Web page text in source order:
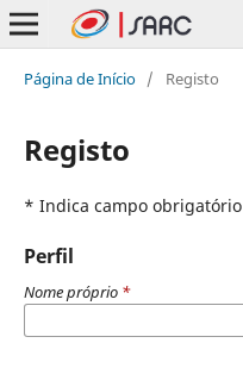
Página de Início / Registo
Registo
* Indica campo obrigatório
Perfil
Nome próprio *